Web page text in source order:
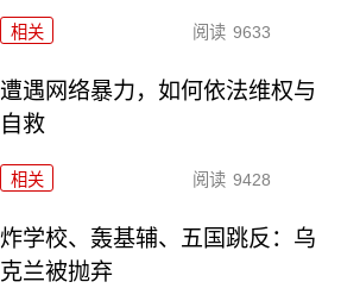
相关 阅读 9633
遭遇网络暴力，如何依法维权与
自救
相关 阅读 9428
炸学校、轰基辅、五国跳反：乌
克兰被抛弃